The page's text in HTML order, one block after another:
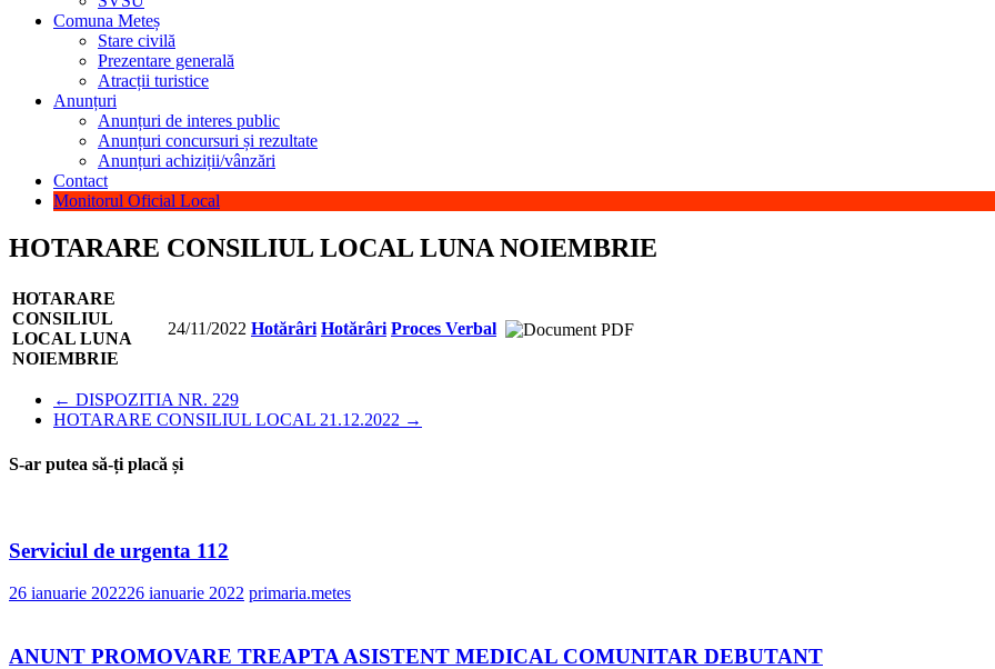
Comuna Meteș
Stare civilă
Prezentare generală
Atracții turistice
Anunțuri
Anunțuri de interes public
Anunțuri concursuri și rezultate
Anunțuri achiziții/vânzări
Contact
Monitorul Oficial Local
HOTARARE CONSILIUL LOCAL LUNA NOIEMBRIE
HOTARARE
CONSILIUL
LOCAL LUNA
NOIEMBRIE
24/11/2022 Hotărâri Hotărâri Proces Verbal
← DISPOZITIA NR. 229
HOTARARE CONSILIUL LOCAL 21.12.2022 →
S-ar putea să-ți placă și
Serviciul de urgenta 112
26 ianuarie 202226 ianuarie 2022 primaria.metes
ANUNT PROMOVARE TREAPTA ASISTENT MEDICAL COMUNITAR DEBUTANT